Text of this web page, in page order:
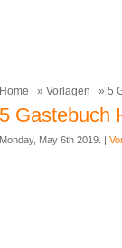
Home » Vorlagen » 5
5 Gastebuch
Monday, May 6th 2019. |